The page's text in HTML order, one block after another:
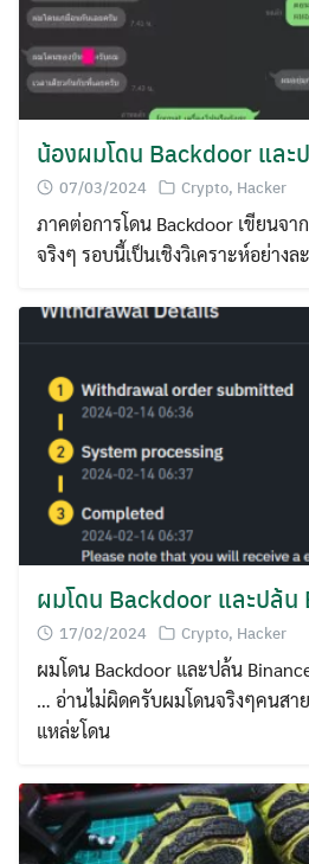
Search
น้องผมโดน Backdoor แล
07/03/2024 Crypto, Hacker
ภาคต่อการโดน Backdoor เขียนจา
จริงๆ รอบนี้เป็นเชิงวิเคราะห์อย่างล
ผมโดน Backdoor และปล้น
17/02/2024 Crypto, Hacker
ผมโดน Backdoor และปล้น
… อ่านไม่ผิดครับผมโดนจริงๆคนสา
แหล่ะโดน